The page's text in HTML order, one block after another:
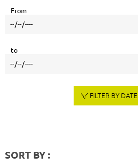
From
to
FILTER BY DATE
SORT BY :